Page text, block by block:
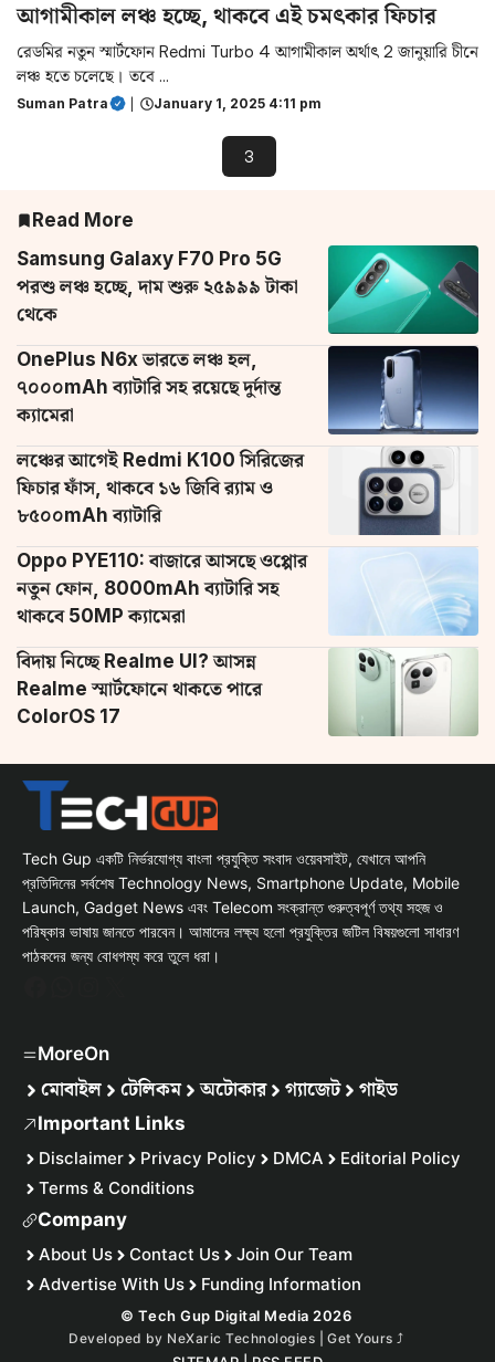
আগামীকাল লঞ্চ হচ্ছে, থাকবে এই চমৎকার ফিচার
রেডমির নতুন স্মার্টফোন Redmi Turbo 4 আগামীকাল অর্থাৎ 2 জানুয়ারি চীনে
লঞ্চ হতে চলেছে। তবে ...
Suman Patra January 1, 2025 4:11 pm
3
Read More
Samsung Galaxy F70 Pro 5G
পরশু লঞ্চ হচ্ছে, দাম শুরু ২৫৯৯৯ টাকা
থেকে
OnePlus N6x ভারতে লঞ্চ হল,
৭০০০mAh ব্যাটারি সহ রয়েছে দুর্দান্ত
ক্যামেরা
লঞ্চের আগেই Redmi K100 সিরিজের
ফিচার ফাঁস, থাকবে ১৬ জিবি র‌্যাম ও
৮৫০০mAh ব্যাটারি
Oppo PYE110: বাজারে আসছে ওপ্পোর
নতুন ফোন, 8000mAh ব্যাটারি সহ
থাকবে 50MP ক্যামেরা
বিদায় নিচ্ছে Realme UI? আসন্ন
Realme স্মার্টফোনে থাকতে পারে
ColorOS 17
Tech Gup একটি নির্ভরযোগ্য বাংলা প্রযুক্তি সংবাদ ওয়েবসাইট, যেখানে আপনি
প্রতিদিনের সর্বশেষ Technology News, Smartphone Update, Mobile
Launch, Gadget News এবং Telecom সংক্রান্ত গুরুত্বপূর্ণ তথ্য সহজ ও
পরিষ্কার ভাষায় জানতে পারবেন। আমাদের লক্ষ্য হলো প্রযুক্তির জটিল বিষয়গুলো সাধারণ
পাঠকদের জন্য বোধগম্য করে তুলে ধরা।
MoreOn
মোবাইল টেলিকম অটোকার গ্যাজেট গাইড
Important Links
Disclaimer Privacy Policy DMCA
Editorial Policy
Terms & Conditions
Company
About Us Contact Us
Join Our Team
Advertise With Us
Funding Information
© Tech Gup Digital Media 2026
Developed by NeXaric Technologies | Get Yours⤴︎